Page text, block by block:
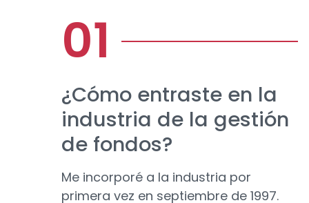
¿Cómo entraste en la
industria de la gestión
de fondos?
Me incorporé a la industria por
primera vez en septiembre de 1997.